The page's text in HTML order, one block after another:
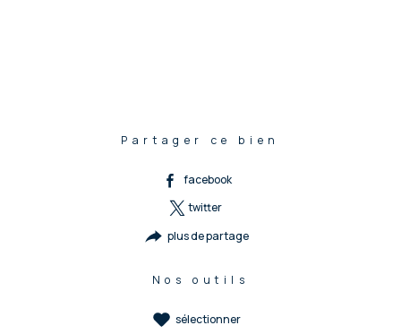
Partager ce bien
facebook
twitter
plus de partage
Nos outils
sélectionner